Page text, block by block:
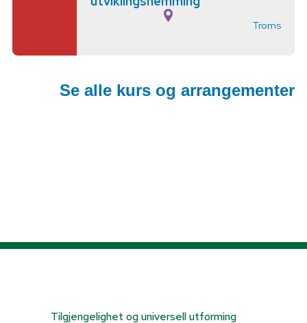
Troms
Se alle kurs og arrangementer
Tilgjengelighet og universell utforming